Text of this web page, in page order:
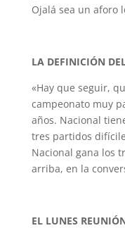
Ojalá sea un aforo
LA DEFINICIÓN
«Hay que seguir,
campeonato muy
años. Nacional
tres partidos
Nacional gana los
arriba, en la
EL LUNES